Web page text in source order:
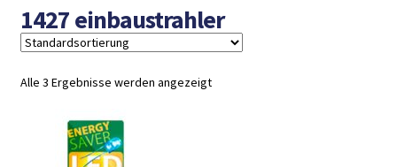
1427 einbaustrahler
Alle 3 Ergebnisse werden angezeigt